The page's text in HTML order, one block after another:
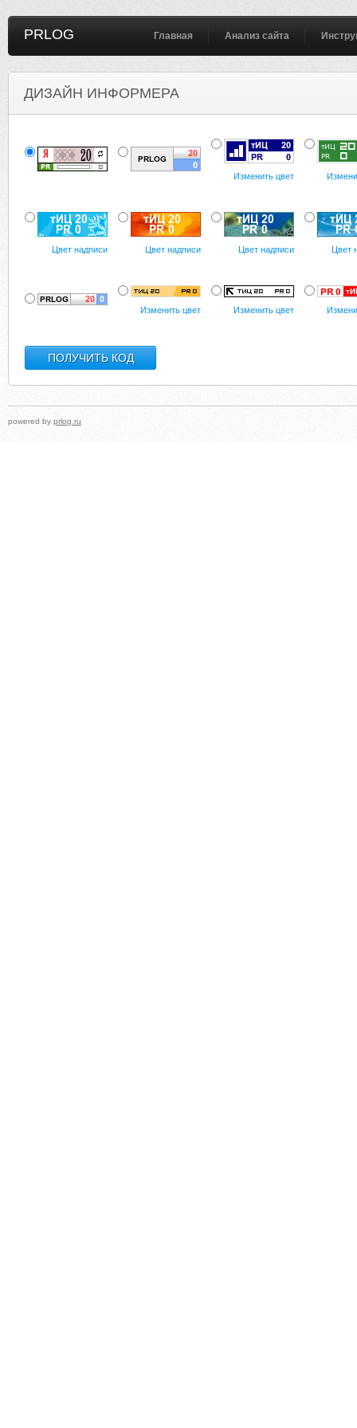
PRLOG Главная Анализ сайта
ДИЗАЙН ИНФОРМЕРА
Изменить цвет
Цвет надписи Цвет надписи Цвет надписи Цвет
Изменить цвет Изменить цвет
powered by prlog.ru